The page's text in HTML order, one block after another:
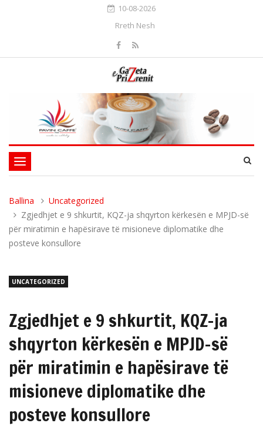
10-08-2026
Rreth Nesh
Toggle
navigation
Ballina
Uncategorized
Zgjedhjet e 9 shkurtit, KQZ-ja shqyrton kërkesën e MPJD-së
për miratimin e hapësirave të misioneve diplomatike dhe
posteve konsullore
UNCATEGORIZED
Zgjedhjet e 9 shkurtit, KQZ-ja
shqyrton kërkesën e MPJD-së
për miratimin e hapësirave të
misioneve diplomatike dhe
posteve konsullore